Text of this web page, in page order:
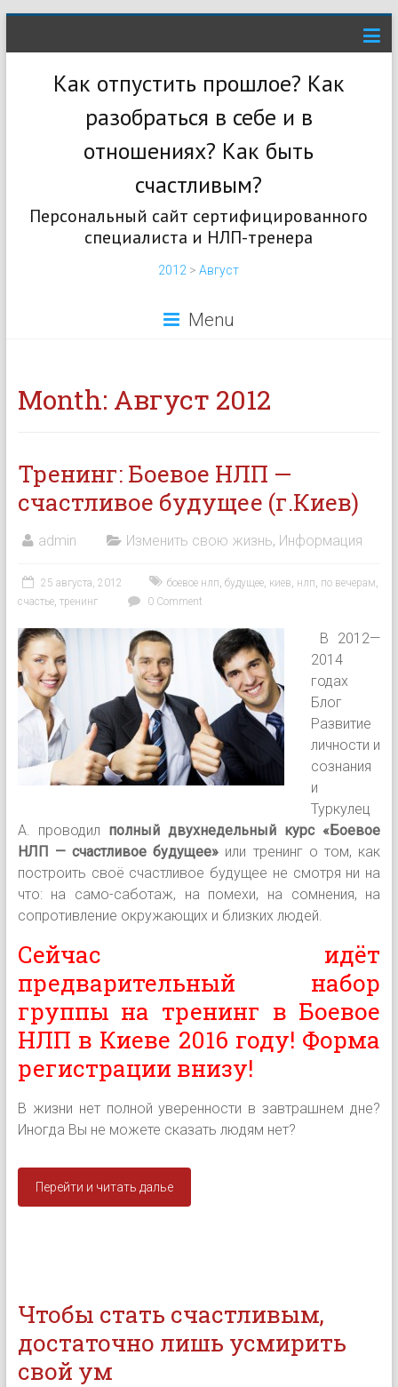
Как отпустить прошлое? Как
разобраться в себе и в
отношениях? Как быть
счастливым?
Персональный сайт сертифицированного
специалиста и НЛП-тренера
2012 >Август
Menu
Month: Август 2012
Тренинг: Боевое НЛП —
счастливое будущее (г.Киев)
admin Изменить свою жизнь, Информация
25 августа, 2012 боевое нлп, будущее, киев, нлп, по вечерам,
счастье, тренинг 0 Comment
В 2012—
2014
годах
Блог
Развитие
личности и
сознания
и
Туркулец
А. проводил полный двухнедельный курс «Боевое
НЛП — счастливое будущее» или тренинг о том, как
построить своё счастливое будущее не смотря ни на
что: на само-саботаж, на помехи, на сомнения, на
сопротивление окружающих и близких людей.
Сейчас идёт
предварительный набор
группы на тренинг в Боевое
НЛП в Киеве 2016 году! Форма
регистрации внизу!
В жизни нет полной уверенности в завтрашнем дне?
Иногда Вы не можете сказать людям нет?
Перейти и читать далье
Чтобы стать счастливым,
достаточно лишь усмирить
свой ум